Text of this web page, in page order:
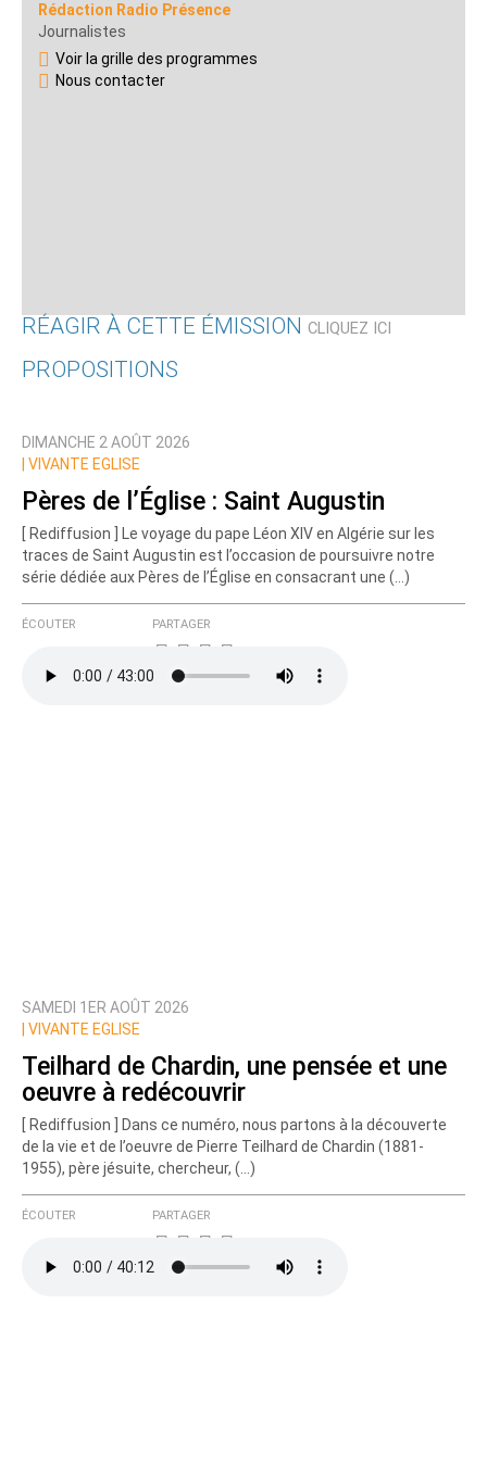
Rédaction Radio Présence
Journalistes
Voir la grille des programmes
Nous contacter
RÉAGIR À CETTE ÉMISSION CLIQUEZ ICI
Nom
Courriel (non publié)
Ajoutez votre commentaire ici
Prévenez-moi de tous les nouveaux commentaires
PROPOSITIONS
DIMANCHE 2 AOÛT 2026
VIVANTE EGLISE
Pères de l’Église : Saint Augustin
[ Rediffusion ] Le voyage du pape Léon XIV en Algérie sur les
traces de Saint Augustin est l’occasion de poursuivre notre
série dédiée aux Pères de l’Église en consacrant une (…)
ÉCOUTER PARTAGER
SAMEDI 1ER AOÛT 2026
VIVANTE EGLISE
Teilhard de Chardin, une pensée et une
oeuvre à redécouvrir
[ Rediffusion ] Dans ce numéro, nous partons à la découverte
de la vie et de l’oeuvre de Pierre Teilhard de Chardin (1881-
1955), père jésuite, chercheur, (…)
ÉCOUTER PARTAGER